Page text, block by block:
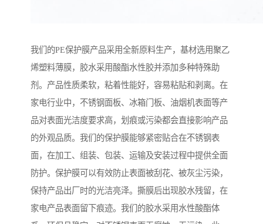
我们的PE保护膜产品采用全新原料生产，基材选用聚乙
烯塑料薄膜，胶水采用酸酯水性胶并添加多种特殊助
剂。产品性质柔软，粘着性能好，容易粘贴和剥离。在
家电行业中，不锈钢面板、冰箱门板、油烟机表面等产
品对表面光洁度要求高，划痕或污染都会直接影响产品
的外观品质。我们的保护膜能够紧密贴合在不锈钢表
面，在加工、组装、包装、运输及安装过程中提供全面
防护。保护膜可以有效防止表面被刮花、被灰尘污染，
保持产品出厂时的光洁亮泽。撕膜后出现胶水残留，在
家电产品表面留下痕迹。我们的胶水采用水性酸酯体